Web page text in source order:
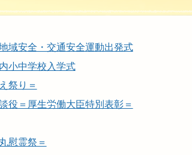
域安全・交通安全運動出発式
小中学校入学式
祭り＝
役＝厚生労働大臣特別表彰＝
慰霊祭＝